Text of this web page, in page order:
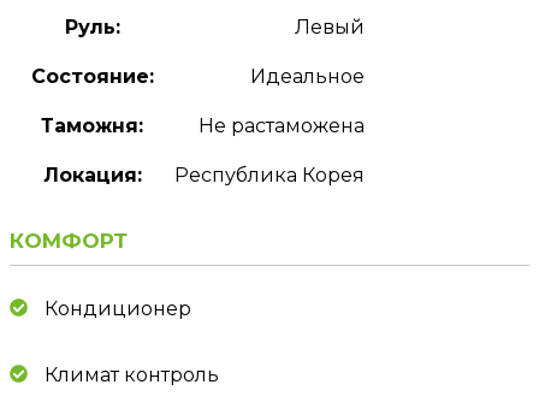
Руль: Левый
Состояние: Идеальное
Таможня: Не растаможена
Локация: Республика Корея
КОМФОРТ
Кондиционер
Климат контроль